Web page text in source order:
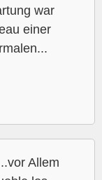
war
einer
Allem